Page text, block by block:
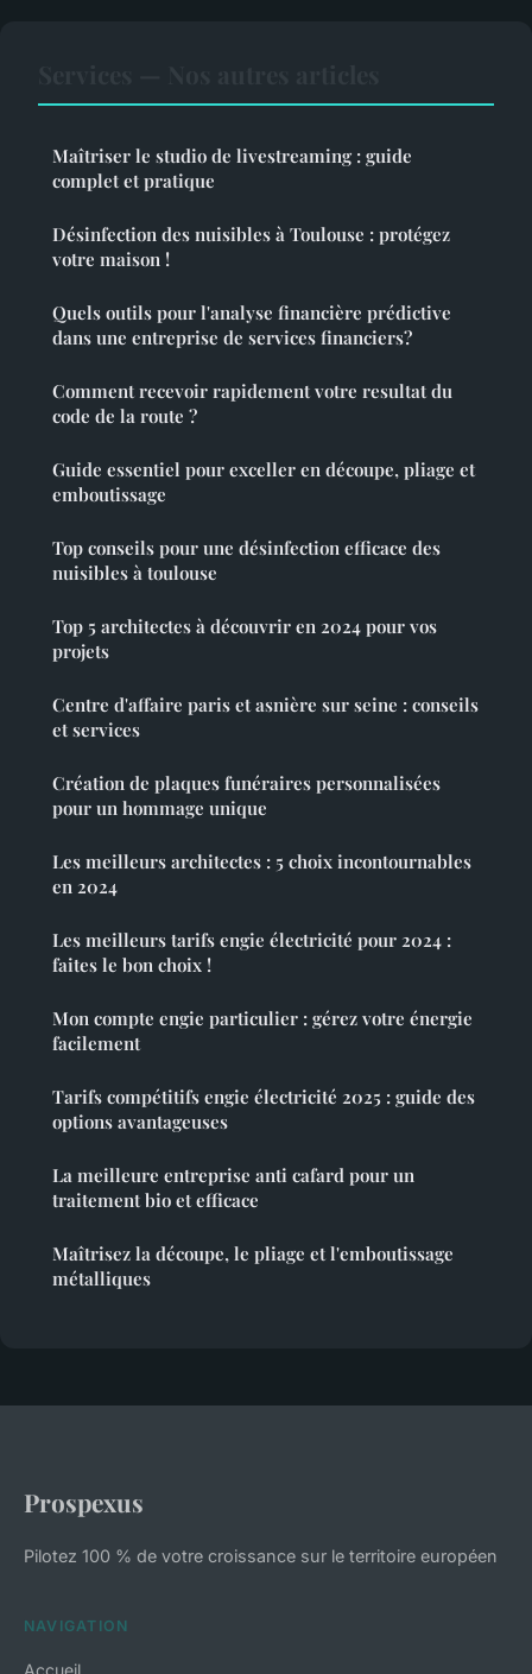
Maîtriser le studio de livestreaming : guide
complet et pratique
Désinfection des nuisibles à Toulouse : protégez
votre maison !
Quels outils pour l'analyse financière prédictive
dans une entreprise de services financiers?
Comment recevoir rapidement votre resultat du
code de la route ?
Guide essentiel pour exceller en découpe, pliage et
emboutissage
Top conseils pour une désinfection efficace des
nuisibles à toulouse
Top 5 architectes à découvrir en 2024 pour vos
projets
Centre d'affaire paris et asnière sur seine : conseils
et services
Création de plaques funéraires personnalisées
pour un hommage unique
Les meilleurs architectes : 5 choix incontournables
en 2024
Les meilleurs tarifs engie électricité pour 2024 :
faites le bon choix !
Mon compte engie particulier : gérez votre énergie
facilement
Tarifs compétitifs engie électricité 2025 : guide des
options avantageuses
La meilleure entreprise anti cafard pour un
traitement bio et efficace
Maîtrisez la découpe, le pliage et l'emboutissage
métalliques
Prospexus
Pilotez 100 % de votre croissance sur le territoire européen
NAVIGATION